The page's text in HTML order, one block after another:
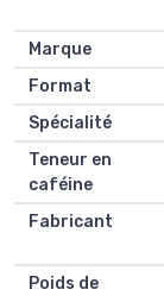
Marque
Format
Spécialité
Teneur en
caféine
Fabricant
Poids de